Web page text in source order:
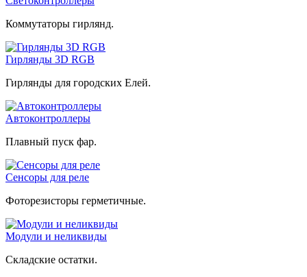
Коммутаторы гирлянд.
Гирлянды 3D RGB
Гирлянды для городских Елей.
Автоконтроллеры
Плавный пуск фар.
Сенсоры для реле
Фоторезисторы герметичные.
Модули и неликвиды
Складские остатки.